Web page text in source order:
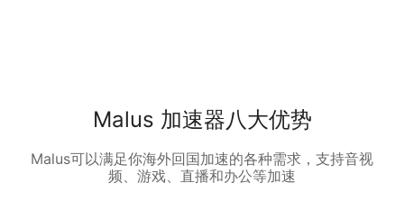
Malus 加速器八大优势
Malus可以满足你海外回国加速的各种需求，支持音视
频、游戏、直播和办公等加速